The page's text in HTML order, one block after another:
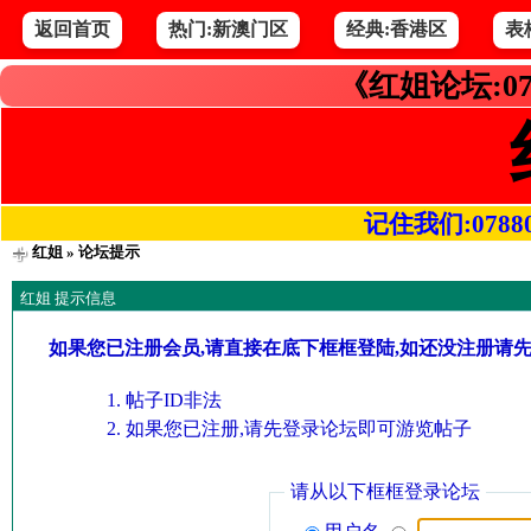
返回首页 热门:新澳门区 经典:香港区 表
《红姐论坛
记住我们
红姐» 论坛提示
红姐 提示信息
如果您已注册会员,请直接在底下框框登陆,如还没注册请
帖子ID非法
如果您已注册,请先登录论坛即可游览帖子
请从以下框框登录论坛